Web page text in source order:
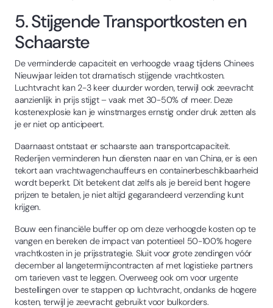
5. Stijgende Transportkosten en
Schaarste
De verminderde capaciteit en verhoogde vraag tijdens Chinees
Nieuwjaar leiden tot dramatisch stijgende vrachtkosten.
Luchtvracht kan 2-3 keer duurder worden, terwijl ook zeevracht
aanzienlijk in prijs stijgt – vaak met 30-50% of meer. Deze
kostenexplosie kan je winstmarges ernstig onder druk zetten als
je er niet op anticipeert.
Daarnaast ontstaat er schaarste aan transportcapaciteit.
Rederijen verminderen hun diensten naar en van China, er is een
tekort aan vrachtwagenchauffeurs en containerbeschikbaarheid
wordt beperkt. Dit betekent dat zelfs als je bereid bent hogere
prijzen te betalen, je niet altijd gegarandeerd verzending kunt
krijgen.
Bouw een financiële buffer op om deze verhoogde kosten op te
vangen en bereken de impact van potentieel 50-100% hogere
vrachtkosten in je prijsstrategie. Sluit voor grote zendingen vóór
december al langetermijncontracten af met logistieke partners
om tarieven vast te leggen. Overweeg ook om voor urgente
bestellingen over te stappen op luchtvracht, ondanks de hogere
kosten, terwijl je zeevracht gebruikt voor bulkorders.